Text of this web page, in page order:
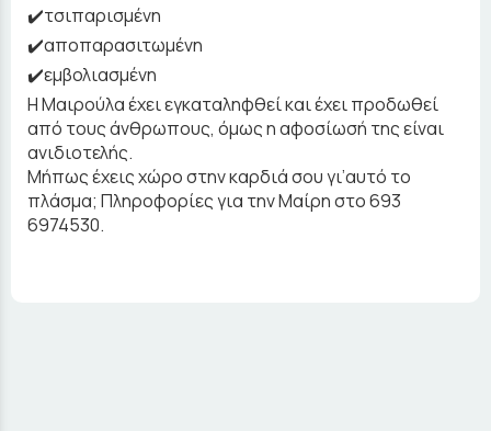
✔️τσιπαρισμένη
✔️αποπαρασιτωμένη
✔️εμβολιασμένη
Η Μαιρούλα έχει εγκαταληφθεί και έχει προδωθεί
από τους άνθρωπους, όμως η αφοσίωσή της είναι
ανιδιοτελής.
Μήπως έχεις χώρο στην καρδιά σου γι’αυτό το
πλάσμα; Πληροφορίες για την Μαίρη στο 693
6974530.